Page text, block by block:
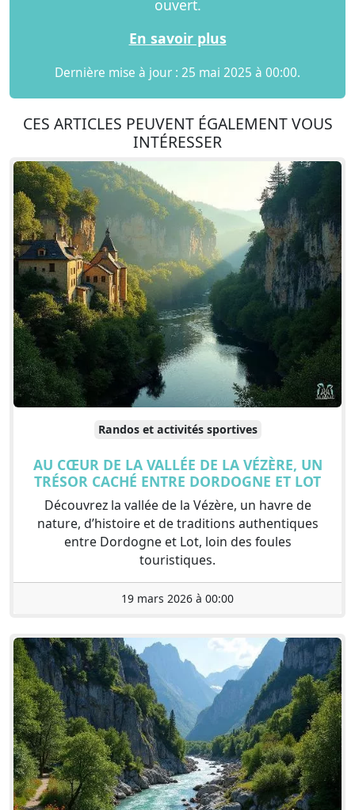
ouvert.
En savoir plus
Dernière mise à jour : 25 mai 2025 à 00:00.
CES ARTICLES PEUVENT ÉGALEMENT VOUS
INTÉRESSER
Randos et activités sportives
AU CŒUR DE LA VALLÉE DE LA VÉZÈRE, UN
TRÉSOR CACHÉ ENTRE DORDOGNE ET LOT
Découvrez la vallée de la Vézère, un havre de
nature, d’histoire et de traditions authentiques
entre Dordogne et Lot, loin des foules
touristiques.
19 mars 2026 à 00:00